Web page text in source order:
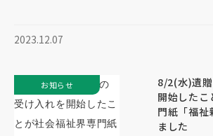
2023.12.07
8/2(水)遺
開始したこ
門紙「福祉
ました
お知らせ